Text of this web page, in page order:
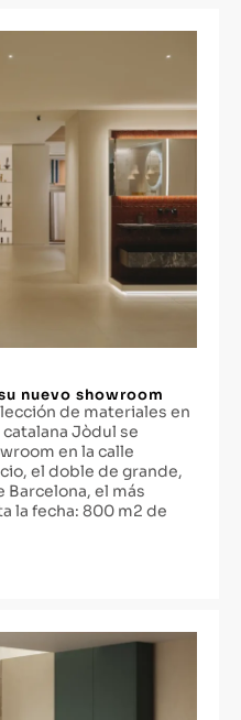
nuevo showroom
de materiales en
Jòdul se
en la calle
el doble de grande,
Barcelona, el más
la fecha: 800 m2 de